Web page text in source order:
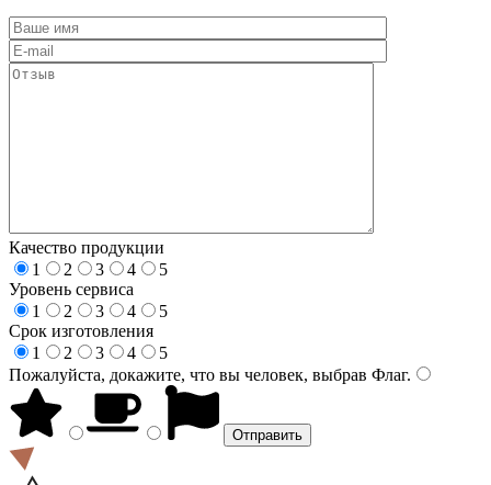
Качество продукции
1
2 3 4
5
Уровень сервиса
1
2 3 4
5
Срок изготовления
1
2 3 4
5
Пожалуйста, докажите, что вы человек, выбрав Флаг.